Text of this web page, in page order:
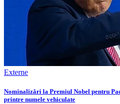
Externe
Nominalizări la Premiul Nobel pentru
printre numele vehiculate